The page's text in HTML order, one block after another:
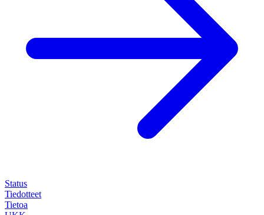
Status
Tiedotteet
Tietoa